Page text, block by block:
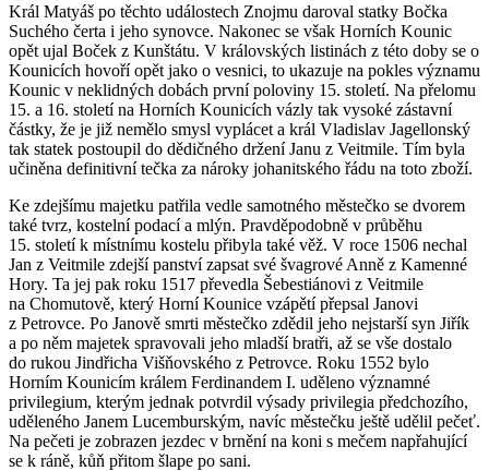
Král Matyáš po těchto událostech Znojmu daroval statky Bočka
Suchého čerta i jeho synovce. Nakonec se však Horních Kounic
opět ujal Boček z Kunštátu. V královských listinách z této doby se o
Kounicích hovoří opět jako o vesnici, to ukazuje na pokles významu
Kounic v neklidných dobách první poloviny 15. století. Na přelomu
15. a 16. století na Horních Kounicích vázly tak vysoké zástavní
částky, že je již nemělo smysl vyplácet a král Vladislav Jagellonský
tak statek postoupil do dědičného držení Janu z Veitmile. Tím byla
učiněna definitivní tečka za nároky johanitského řádu na toto zboží.
Ke zdejšímu majetku patřila vedle samotného městečko se dvorem
také tvrz, kostelní podací a mlýn. Pravděpodobně v průběhu
15. století k místnímu kostelu přibyla také věž. V roce 1506 nechal
Jan z Veitmile zdejší panství zapsat své švagrové Anně z Kamenné
Hory. Ta jej pak roku 1517 převedla Šebestiánovi z Veitmile
na Chomutově, který Horní Kounice vzápětí přepsal Janovi
z Petrovce. Po Janově smrti městečko zdědil jeho nejstarší syn Jiřík
a po něm majetek spravovali jeho mladší bratři, až se vše dostalo
do rukou Jindřicha Višňovského z Petrovce. Roku 1552 bylo
Horním Kounicím králem Ferdinandem I. uděleno významné
privilegium, kterým jednak potvrdil výsady privilegia předchozího,
uděleného Janem Lucemburským, navíc městečku ještě udělil pečeť.
Na pečeti je zobrazen jezdec v brnění na koni s mečem napřahující
se k ráně, kůň přitom šlape po sani.